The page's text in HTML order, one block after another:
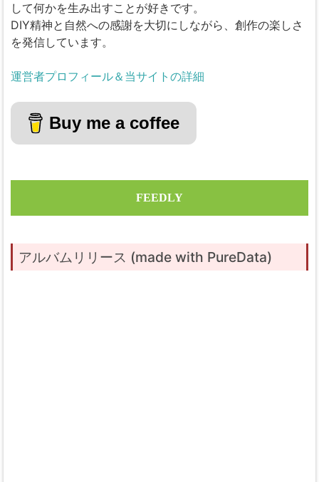
して何かを生み出すことが好きです。
DIY精神と自然への感謝を大切にしながら、創作の楽しさ
を発信しています。
運営者プロフィール＆当サイトの詳細
Buy me a coffee
FEEDLY
アルバムリリース (made with PureData)